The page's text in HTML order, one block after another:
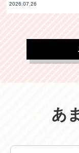
2026.07.26
あ